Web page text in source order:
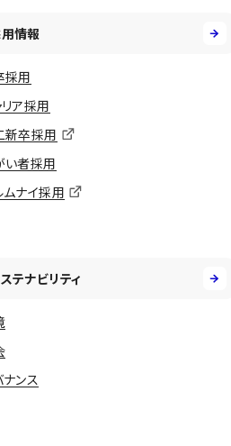
情報
採用
ア採用
新卒採用
い者採用
ムナイ採用
テナビリティ
ンス